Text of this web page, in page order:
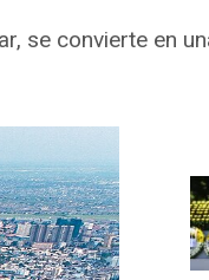
se convierte en